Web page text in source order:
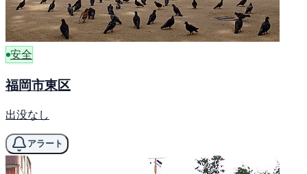
安全
福岡市東区
出没なし
アラート